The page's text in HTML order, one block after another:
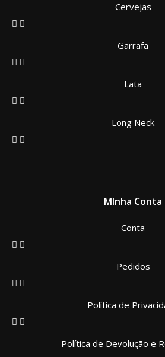
Cervejas
Garrafa
Lata
Long Neck
MInha Conta
Conta
Pedidos
Política de
Política de Devolução e